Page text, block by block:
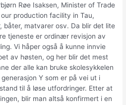
Røe Isaksen, Minister of Trade
production facility in Tau,
båter, matvarer osv. Da blir det lite
tjeneste er ordinær revisjon av
Vi håper også å kunne innvie
av høsten, og her blir det mest
der alle kan bruke skolesykkelen
Y som er på vei ut i
til å løse utfordringer. Etter at
blir man altså konfirmert i en